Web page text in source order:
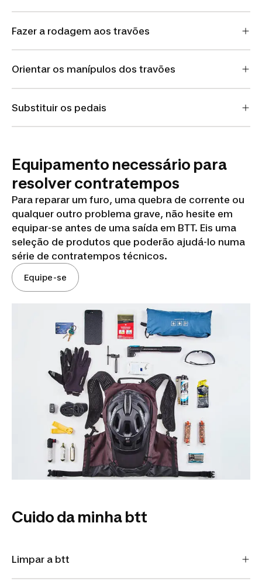
Fazer a rodagem aos travões
Orientar os manípulos dos travões
Substituir os pedais
Equipamento necessário para
resolver contratempos
Para reparar um furo, uma quebra de corrente ou
qualquer outro problema grave, não hesite em
equipar-se antes de uma saída em BTT. Eis uma
seleção de produtos que poderão ajudá-lo numa
série de contratempos técnicos.
Equipe-se
Cuido da minha btt
Limpar a btt